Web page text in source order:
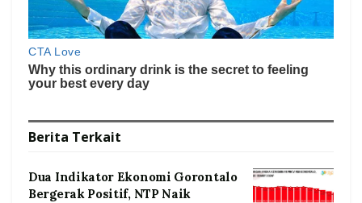
Berita Terkait
Dua Indikator Ekonomi Gorontalo
Bergerak Positif, NTP Naik